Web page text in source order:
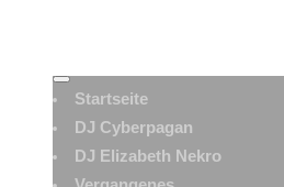
Startseite
DJ Cyberpagan
DJ Elizabeth Nekro